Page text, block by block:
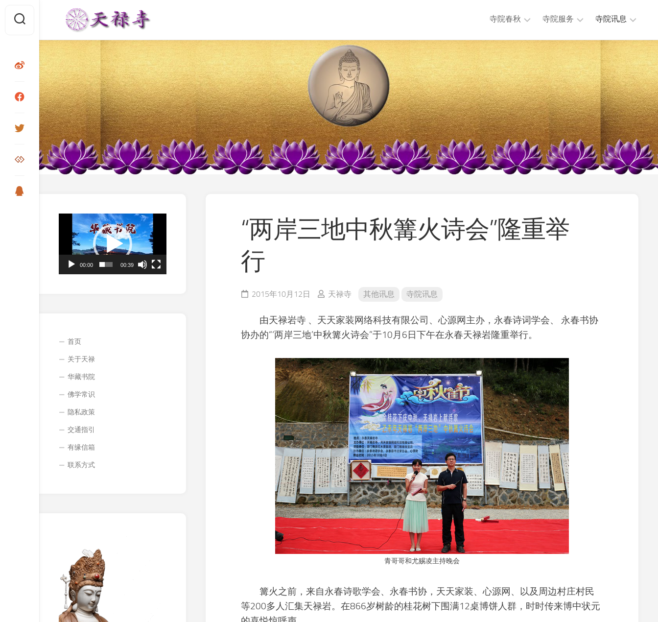
content
寺院春秋
主
持
历
史
沿
革
大
事
年
表
置
寺
院
寺院服务
活
动
公
益
慈
济
法
物
流
通
往
义
佛
放
生
素
食
文
化
教
育
寺院讯息
本
寺
讯
息
专
题
讯
息
其
他
讯
息
“两岸三地中秋篝火诗会”隆重举
行
2015年10月12日 天禄寺 其他讯息 寺院讯息
由天禄岩寺 、天天家装网络科技有限公司、心源网主办，永春诗词学会、 永春书协
协办的“‘两岸三地’中秋篝火诗会”于10月6日下午在永春天禄岩隆重举行。
青哥哥和尤赐凌主持晚会
篝火之前，来自永春诗歌学会、永春书协，天天家装、心源网、以及周边村庄村民
等200多人汇集天禄岩。在866岁树龄的桂花树下围满12桌博饼人群，时时传来博中状元
00:00 00:39
首页
关于天禄
华藏书院
佛学常识
隐私政策
交通指引
有缘信箱
联系方式